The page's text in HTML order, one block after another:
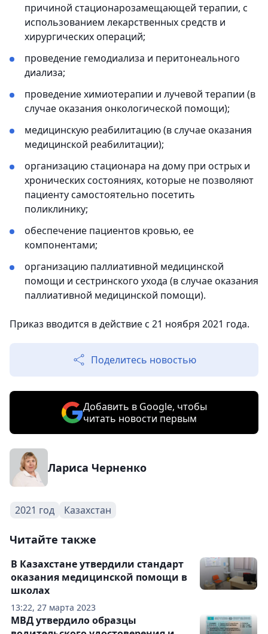
причиной стационарозамещающей терапии, с
использованием лекарственных средств и
хирургических операций;
проведение гемодиализа и перитонеального
диализа;
проведение химиотерапии и лучевой терапии (в
случае оказания онкологической помощи);
медицинскую реабилитацию (в случае оказания
медицинской реабилитации);
организацию стационара на дому при острых и
хронических состояниях, которые не позволяют
пациенту самостоятельно посетить
поликлинику;
обеспечение пациентов кровью, ее
компонентами;
организацию паллиативной медицинской
помощи и сестринского ухода (в случае оказания
паллиативной медицинской помощи).
Приказ вводится в действие с 21 ноября 2021 года.
Поделитесь новостью
Добавить в Google, чтобы
читать новости первым
Лариса Черненко
2021 год Казахстан
Читайте также
13:22, 27 марта 2023
В Казахстане утвердили стандарт
оказания медицинской помощи в
школах
МВД утвердило образцы